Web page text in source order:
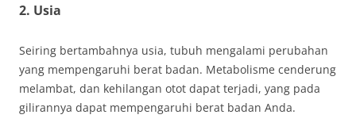
2. Usia
Seiring bertambahnya usia, tubuh mengalami perubahan
yang mempengaruhi berat badan. Metabolisme cenderung
melambat, dan kehilangan otot dapat terjadi, yang pada
gilirannya dapat mempengaruhi berat badan Anda.